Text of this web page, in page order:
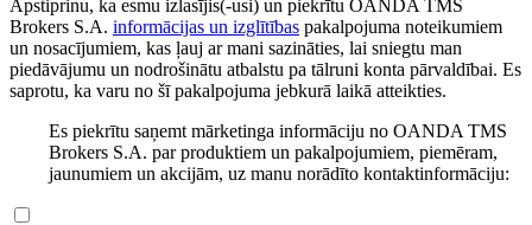
Apstiprinu, ka esmu izlasījis(-usi) un piekrītu OANDA TMS
Brokers S.A. informācijas un izglītības pakalpojuma noteikumiem
un nosacījumiem, kas ļauj ar mani sazināties, lai sniegtu man
piedāvājumu un nodrošinātu atbalstu pa tālruni konta pārvaldībai. Es
saprotu, ka varu no šī pakalpojuma jebkurā laikā atteikties.
Es piekrītu saņemt mārketinga informāciju no OANDA TMS
Brokers S.A. par produktiem un pakalpojumiem, piemēram,
jaunumiem un akcijām, uz manu norādīto kontaktinformāciju: